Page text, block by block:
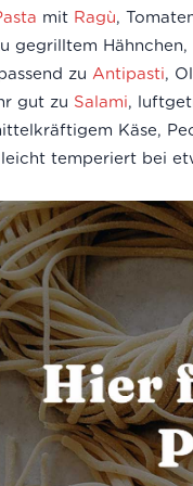
mit Ragù,
gegrilltem Hähnchen,
zu Antipasti,
gut zu Salami,
Käse,
temperiert bei